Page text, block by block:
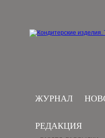
ЖУРНАЛ
РЕДАКЦИЯ